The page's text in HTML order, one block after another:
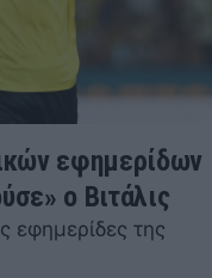
εφημερίδων
ο Βιτάλις
εφημερίδες της